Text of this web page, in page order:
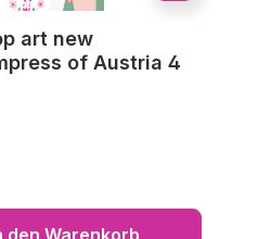
art new
of Austria 4
den Warenkorb